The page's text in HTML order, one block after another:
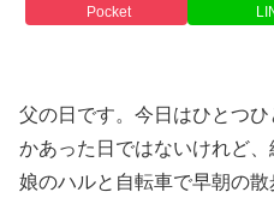
Pocket
父の日です。今日はひとつ
かあった日ではないけれど、
娘のハルと自転車で早朝の